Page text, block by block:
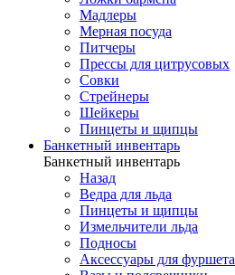
Мадлеры
Мерная посуда
Питчеры
Прессы для цитрусовых
Совки
Стрейнеры
Шейкеры
Пинцеты и щипцы
Банкетный инвентарь
Банкетный инвентарь
Назад
Ведра для льда
Пинцеты и щипцы
Измельчители льда
Подносы
Аксессуары для фуршета